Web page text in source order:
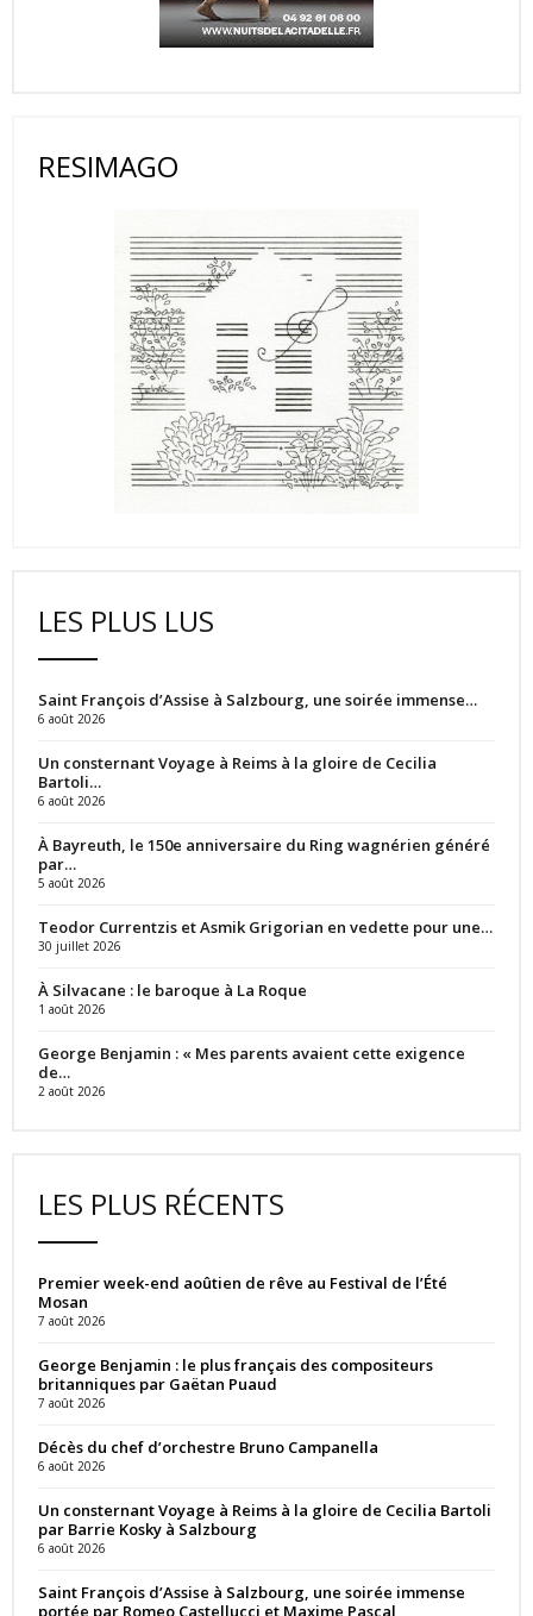
RESIMAGO
LES PLUS LUS
Saint François d’Assise à Salzbourg, une soirée immense…
6 août 2026
Un consternant Voyage à Reims à la gloire de Cecilia
Bartoli…
6 août 2026
À Bayreuth, le 150e anniversaire du Ring wagnérien généré
par…
5 août 2026
Teodor Currentzis et Asmik Grigorian en vedette pour une…
30 juillet 2026
À Silvacane : le baroque à La Roque
1 août 2026
George Benjamin : « Mes parents avaient cette exigence
de…
2 août 2026
LES PLUS RÉCENTS
Premier week-end aoûtien de rêve au Festival de l’Été
Mosan
7 août 2026
George Benjamin : le plus français des compositeurs
britanniques par Gaëtan Puaud
7 août 2026
Décès du chef d’orchestre Bruno Campanella
6 août 2026
Un consternant Voyage à Reims à la gloire de Cecilia Bartoli
par Barrie Kosky à Salzbourg
6 août 2026
Saint François d’Assise à Salzbourg, une soirée immense
portée par Romeo Castellucci et Maxime Pascal